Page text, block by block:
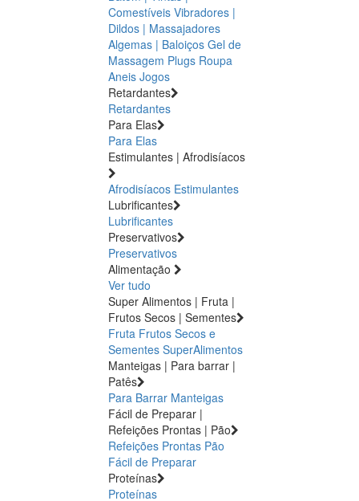
Comestíveis Vibradores |
Dildos | Massajadores
Algemas | Baloiços Gel de
Massagem Plugs Roupa
Aneis Jogos
Retardantes
Retardantes
Para Elas
Para Elas
Estimulantes | Afrodisíacos
Afrodisíacos Estimulantes
Lubrificantes
Lubrificantes
Preservativos
Preservativos
Alimentação
Ver tudo
Super Alimentos | Fruta |
Frutos Secos | Sementes
Fruta Frutos Secos e
Sementes SuperAlimentos
Manteigas | Para barrar |
Patês
Para Barrar Manteigas
Fácil de Preparar |
Refeições Prontas | Pão
Refeições Prontas Pão
Fácil de Preparar
Proteínas
Proteínas